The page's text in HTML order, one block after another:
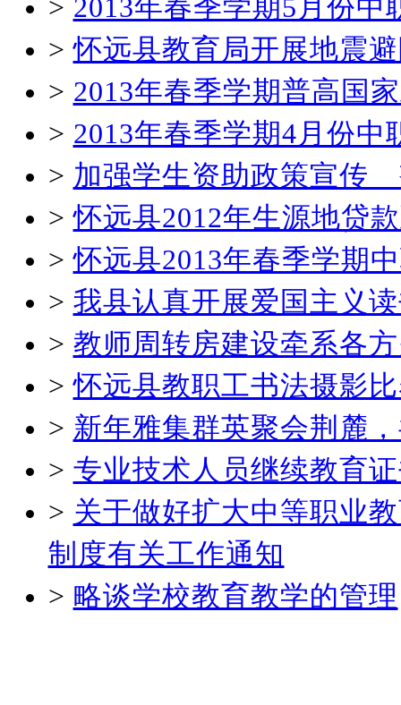
> 2013年春季学期5月份中
>怀远县教育局开展地震
> 2013年春季学期普高国
> 2013年春季学期4月份
> 加强学生资助政策宣传
>怀远县2012年生源地贷
>怀远县2013年春季学期
> 我县认真开展爱国主义
> 教师周转房建设牵系各
>怀远县教职工书法摄影
> 新年雅集群英聚会荆麓
> 专业技术人员继续教育
> 关于做好扩大中等职业
制度有关工作通知
> 略谈学校教育教学的管理